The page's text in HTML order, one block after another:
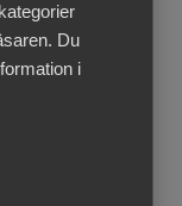
Du
i